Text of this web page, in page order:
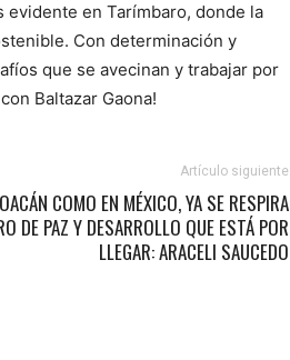
evidente en Tarímbaro, donde la
Con determinación y
que se avecinan y trabajar por
Baltazar Gaona!
Artículo siguiente
COMO EN MÉXICO, YA SE RESPIRA
DE PAZ Y DESARROLLO QUE ESTÁ POR
LLEGAR: ARACELI SAUCEDO